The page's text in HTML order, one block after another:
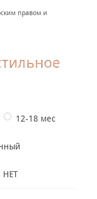
правом и
12-18 мес
НЕТ